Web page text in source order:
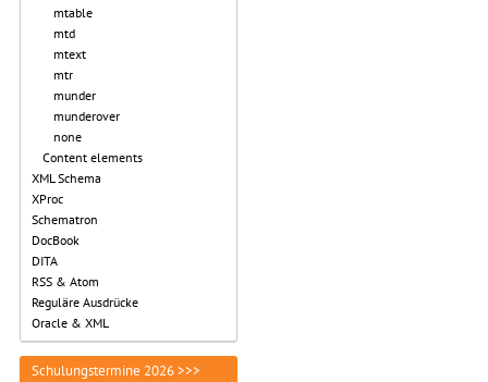
mtable
mtd
mtext
mtr
munder
munderover
none
Content elements
XML Schema
XProc
Schematron
DocBook
DITA
RSS & Atom
Reguläre Ausdrücke
Oracle & XML
Schulungstermine 2026 >>>